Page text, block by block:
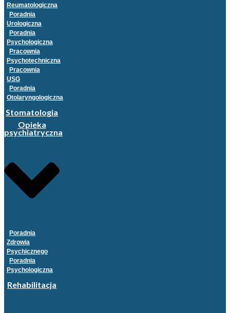
Reumatologiczna
Poradnia
Urologiczna
Poradnia
Psychologiczna
Pracownia
Psychotechniczna
Pracownia
USG
Poradnia
Otolaryngologiczna
Stomatologia
Opieka
psychiatryczna
Poradnia
Zdrowia
Psychicznego
Poradnia
Psychologiczna
Rehabilitacja